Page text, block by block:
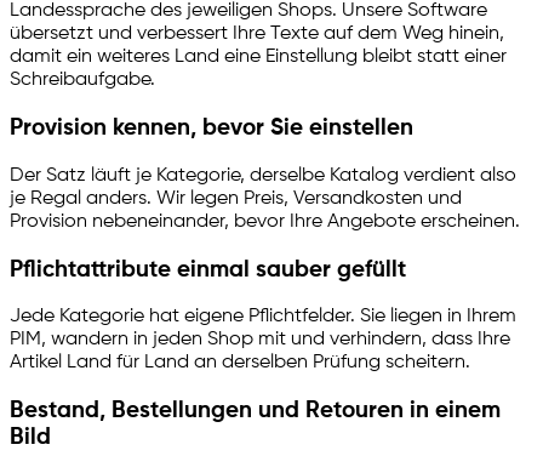
Landessprache des jeweiligen Shops. Unsere Software
übersetzt und verbessert Ihre Texte auf dem Weg hinein,
damit ein weiteres Land eine Einstellung bleibt statt einer
Schreibaufgabe.
Provision kennen, bevor Sie einstellen
Der Satz läuft je Kategorie, derselbe Katalog verdient also
je Regal anders. Wir legen Preis, Versandkosten und
Provision nebeneinander, bevor Ihre Angebote erscheinen.
Pflichtattribute einmal sauber gefüllt
Jede Kategorie hat eigene Pflichtfelder. Sie liegen in Ihrem
PIM, wandern in jeden Shop mit und verhindern, dass Ihre
Artikel Land für Land an derselben Prüfung scheitern.
Bestand, Bestellungen und Retouren in einem
Bild